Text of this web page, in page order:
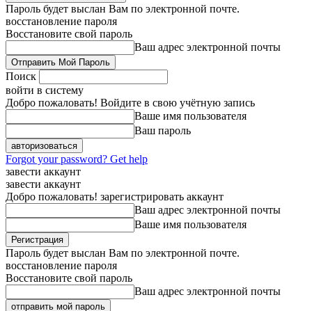
Пароль будет выслан Вам по электронной почте.
восстановление пароля
Восстановите свой пароль
Ваш адрес электронной почты
Поиск
войти в систему
Добро пожаловать! Войдите в свою учётную запись
Ваше имя пользователя
Ваш пароль
Forgot your password? Get help
завести аккаунт
завести аккаунт
Добро пожаловать! зарегистрировать аккаунт
Ваш адрес электронной почты
Ваше имя пользователя
Пароль будет выслан Вам по электронной почте.
восстановление пароля
Восстановите свой пароль
Ваш адрес электронной почты